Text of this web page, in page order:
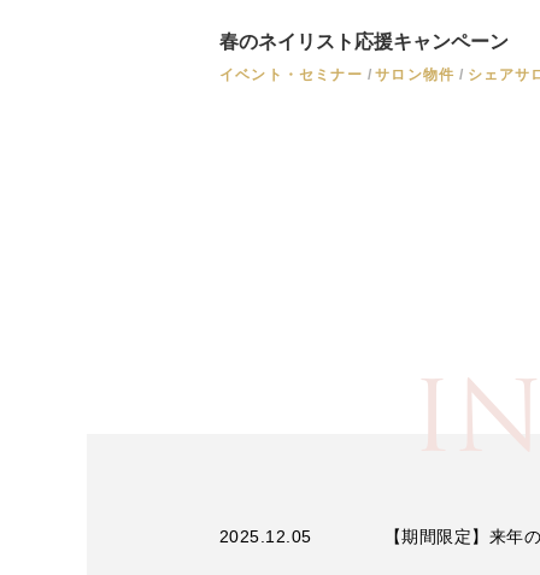
春のネイリスト応援キャンペーン
イベント・セミナー サロン物件 シェアサ
2025.12.05 【期間限定】来年